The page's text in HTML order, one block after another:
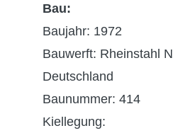
Bau:
Baujahr: 1972
Bauwerft: Rheinstahl
Deutschland
Baunummer: 414
Kiellegung: